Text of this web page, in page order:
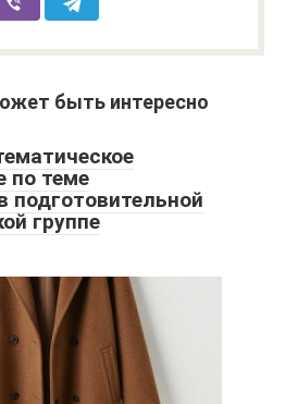
быть интересно
по теме
подготовительной
группе